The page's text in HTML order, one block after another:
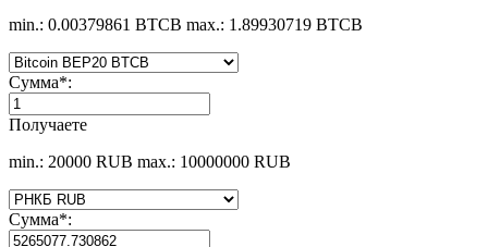
min.: 0.00379861 BTCB max.: 1.89930719 BTCB
Сумма*:
Получаете
min.: 20000 RUB max.: 10000000 RUB
Сумма*: